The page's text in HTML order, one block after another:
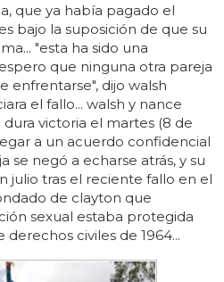
que ya había pagado el
bajo la suposición de que su
"esta ha sido una
que ninguna otra pareja
enfrentarse", dijo walsh
el fallo... walsh y nance
victoria el martes (8 de
a un acuerdo confidencial
se negó a echarse atrás, y su
julio tras el reciente fallo en el
de clayton que
sexual estaba protegida
civiles de 1964...